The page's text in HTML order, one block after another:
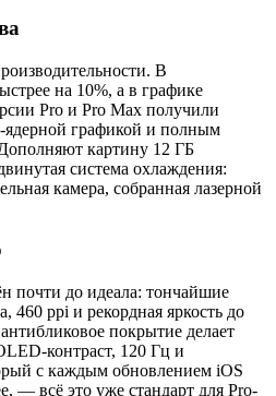
В
на 10%, а в графике
Pro и Pro Max получили
графикой и полным
картину 12 ГБ
система охлаждения:
камера, собранная лазерной
почти до идеала: тончайшие
460 ppi и рекордная яркость до
покрытие делает
контраст, 120 Гц и
с каждым обновлением iOS
— всё это уже стандарт для Pro-